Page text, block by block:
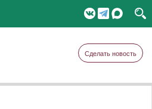
Сделать новость